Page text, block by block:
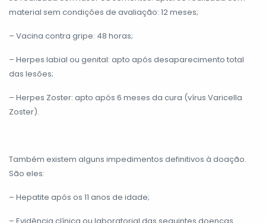
material sem condições de avaliação: 12 meses;
– Vacina contra gripe: 48 horas;
– Herpes labial ou genital: apto após desaparecimento total
das lesões;
– Herpes Zoster: apto após 6 meses da cura (vírus Varicella
Zoster).
Também existem alguns impedimentos definitivos à doação.
São eles:
– Hepatite após os 11 anos de idade;
– Evidência clínica ou laboratorial das seguintes doenças